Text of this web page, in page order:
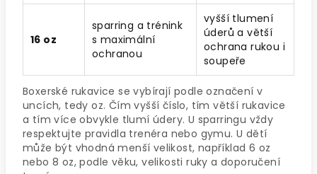
16 oz
sparring a trénink
s maximální
ochranou
vyšší tlumení
úderů a větší
ochrana rukou i
soupeře
Boxerské rukavice se vybírají podle označení v
uncích, tedy oz. Čím vyšší číslo, tím větší rukavice
a tím více obvykle tlumí údery. U sparringu vždy
respektujte pravidla trenéra nebo gymu. U dětí
může být vhodná menší velikost, například 6 oz
nebo 8 oz, podle věku, velikosti ruky a doporučení